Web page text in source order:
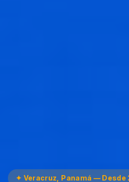
✦ Veracruz, Panamá — Desde